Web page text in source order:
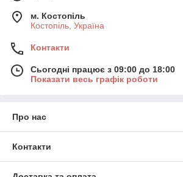
м. Костопіль
Костопіль, Україна
Контакти
Сьогодні працює з 09:00 до 18:00
Показати весь графік роботи
Про нас
Контакти